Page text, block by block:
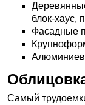
блок-хаус,
Фасадные
Самый